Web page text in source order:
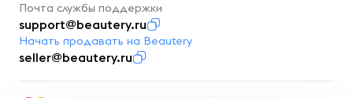
Почта службы поддержки
support@beautery.ru
Начать продавать на Beautery
seller@beautery.ru